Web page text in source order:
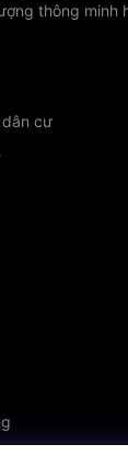
thông minh
cư